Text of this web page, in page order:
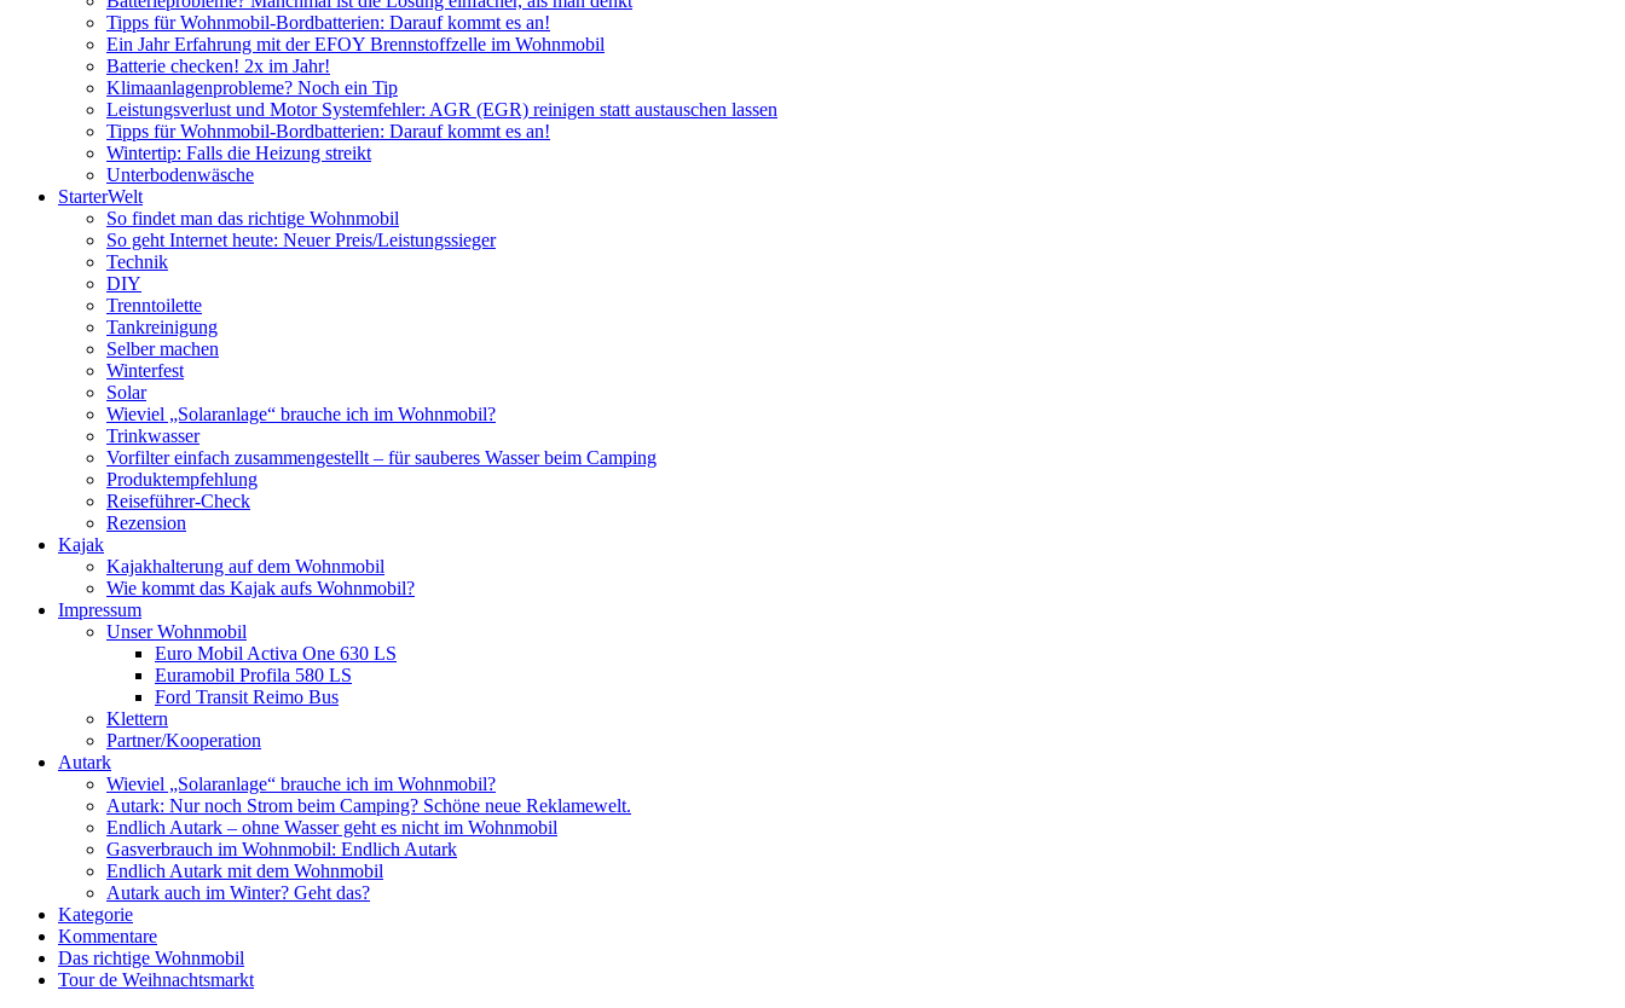
Tipps für Wohnmobil-Bordbatterien: Darauf kommt es an!
Ein Jahr Erfahrung mit der EFOY Brennstoffzelle im Wohnmobil
Batterie checken! 2x im Jahr!
Klimaanlagenprobleme? Noch ein Tip
Leistungsverlust und Motor Systemfehler: AGR (EGR) reinigen statt austauschen lassen
Tipps für Wohnmobil-Bordbatterien: Darauf kommt es an!
Wintertip: Falls die Heizung streikt
Unterbodenwäsche
StarterWelt
So findet man das richtige Wohnmobil
So geht Internet heute: Neuer Preis/Leistungssieger
Technik
DIY
Trenntoilette
Tankreinigung
Selber machen
Winterfest
Solar
Wieviel „Solaranlage“ brauche ich im Wohnmobil?
Trinkwasser
Vorfilter einfach zusammengestellt – für sauberes Wasser beim Camping
Produktempfehlung
Reiseführer-Check
Rezension
Kajak
Kajakhalterung auf dem Wohnmobil
Wie kommt das Kajak aufs Wohnmobil?
Impressum
Unser Wohnmobil
Euro Mobil Activa One 630 LS
Euramobil Profila 580 LS
Ford Transit Reimo Bus
Klettern
Partner/Kooperation
Autark
Wieviel „Solaranlage“ brauche ich im Wohnmobil?
Autark: Nur noch Strom beim Camping? Schöne neue Reklamewelt.
Endlich Autark – ohne Wasser geht es nicht im Wohnmobil
Gasverbrauch im Wohnmobil: Endlich Autark
Endlich Autark mit dem Wohnmobil
Autark auch im Winter? Geht das?
Kategorie
Kommentare
Das richtige Wohnmobil
Tour de Weihnachtsmarkt